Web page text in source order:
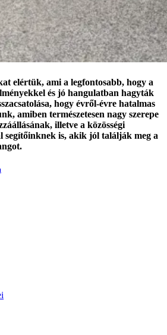
elértük, ami a legfontosabb, hogy a
és jó hangulatban hagyták
hogy évről-évre hatalmas
amiben természetesen nagy szerepe
illetve a közösségi
segítőinknek is, akik jól találják meg a